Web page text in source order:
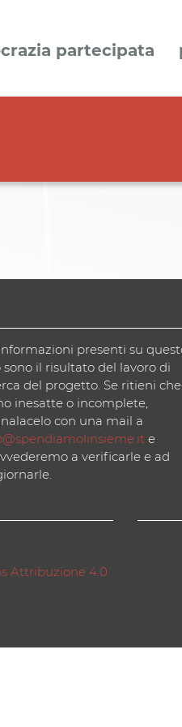
partecipata
presenti su
sono il risultato del lavoro di
del progetto. Se ritieni che
inesatte o incomplete,
con una mail a
e
a verificarle e ad
Attribuzione 4.0